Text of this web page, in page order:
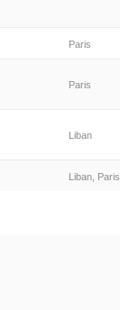
Paris
Paris
Liban
Liban, Paris